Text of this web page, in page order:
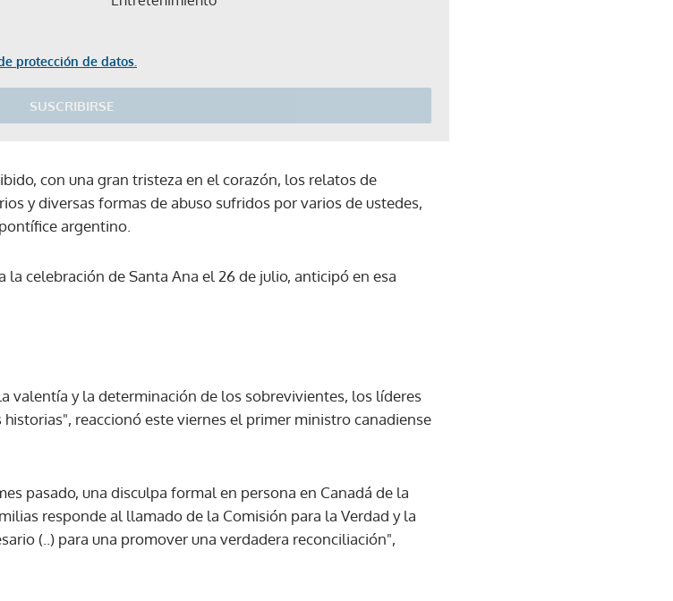
protección de datos.
SUSCRIBIRSE
suscribirte a nuestro boletín.
con una gran tristeza en el corazón, los relatos de
y diversas formas de abuso sufridos por varios de ustedes,
argentino.
celebración de Santa Ana el 26 de julio, anticipó en esa
valentía y la determinación de los sobrevivientes, los líderes
reaccionó este viernes el primer ministro canadiense
pasado, una disculpa formal en persona en Canadá de la
responde al llamado de la Comisión para la Verdad y la
(..) para una promover una verdadera reconciliación",